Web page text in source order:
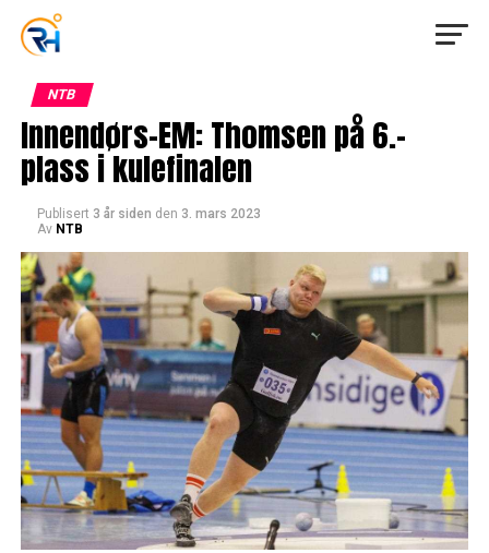
NTB
Innendørs-EM: Thomsen på 6.-
plass i kulefinalen
Publisert 3 år siden den 3. mars 2023
Av NTB